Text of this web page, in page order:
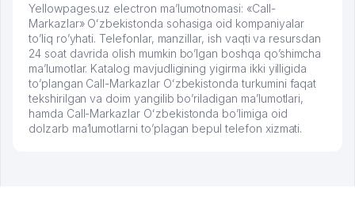
Yellowpages.uz electron ma’lumotnomasi: «Call-
Markazlar» Oʻzbekistonda sohasiga oid kompaniyalar
to’liq ro’yhati. Telefonlar, manzillar, ish vaqti va resursdan
24 soat davrida olish mumkin bo’lgan boshqa qo’shimcha
ma’lumotlar. Katalog mavjudligining yigirma ikki yilligida
to’plangan Call-Markazlar Oʻzbekistonda turkumini faqat
tekshirilgan va doim yangilib bo’riladigan ma’lumotlari,
hamda Call-Markazlar Oʻzbekistonda bo’limiga oid
dolzarb ma’lumotlarni to’plagan bepul telefon xizmati.